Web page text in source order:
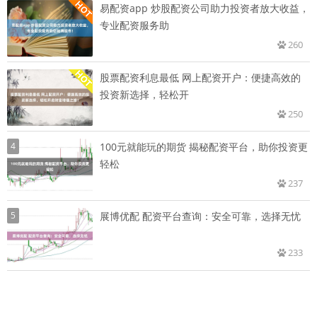
易配资app 炒股配资公司助力投资者放大收益，
专业配资服务助
260
股票配资利息最低 网上配资开户：便捷高效的
投资新选择，轻松开
250
4
100元就能玩的期货 揭秘配资平台，助你投资更
轻松
237
5 展博优配 配资平台查询：安全可靠，选择无忧
233